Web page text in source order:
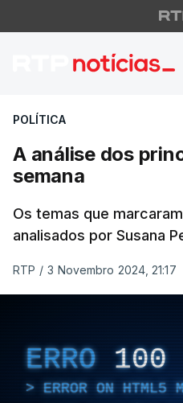
A análise
POLÍTICA
A análise dos
semana
Os temas que
analisados por Susana
RTP / 3 Novembro 2024, 21:17
ERRO 100
ERROR ON HTML5